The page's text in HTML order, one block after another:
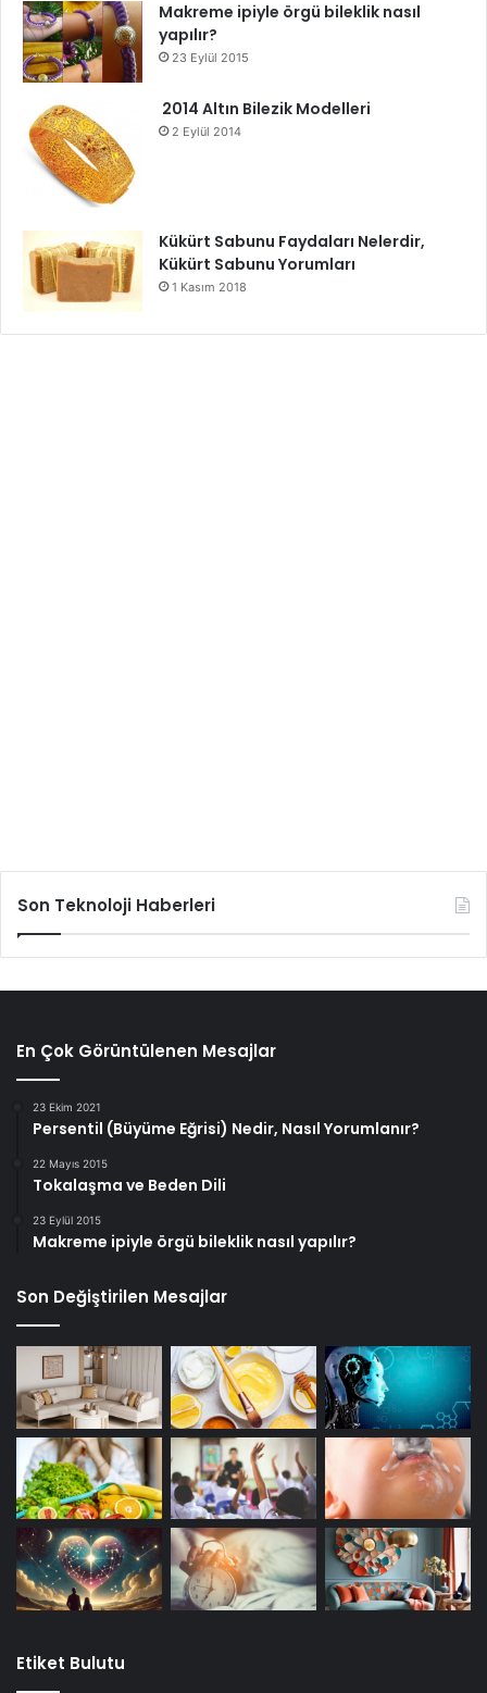
Makreme ipiyle örgü bileklik nasıl
yapılır?
23 Eylül 2015
2014 Altın Bilezik Modelleri
2 Eylül 2014
Kükürt Sabunu Faydaları Nelerdir,
Kükürt Sabunu Yorumları
1 Kasım 2018
Son Teknoloji Haberleri
En Çok Görüntülenen Mesajlar
23 Ekim 2021
Persentil (Büyüme Eğrisi) Nedir, Nasıl Yorumlanır?
22 Mayıs 2015
Tokalaşma ve Beden Dili
23 Eylül 2015
Makreme ipiyle örgü bileklik nasıl yapılır?
Son Değiştirilen Mesajlar
Etiket Bulutu